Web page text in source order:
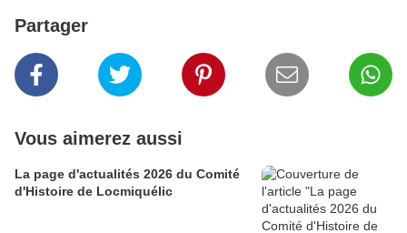
Partager
Vous aimerez aussi
La page d'actualités 2026 du Comité
d'Histoire de Locmiquélic